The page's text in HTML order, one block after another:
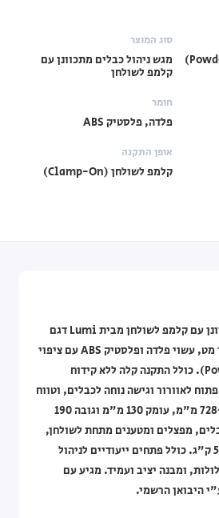
סוג המוצר
מגש ניהול כבלים מתכוונן עם
קלמפ לשולחן
חומר
פלדה, פלסטיק ABS
אופן התקנה
קלמפ לשולחן (Clamp-On)
מגש ניהול כבלים מתכוונן עם קלמפ לשולחן מבית Lumi דגם
CC11-10-2 בצבע שחור מט, עשוי פלדה ופלסטיק ABS עם ציפוי
אבקה (Powder Coating). כולל התקנה קלה ללא קידוח
לאוורור וגישה נוחה לכבלים, וטווח
רוחב מתכוונן של 433–728 מ"מ, עומק 130 מ"מ וגובה 190
מפצלים ומטענים מתחת לשולחן,
עם כושר נשיאה של עד 5 ק"ג. כולל פתחים ייעודיים לניהול
ומבנה יציב ועמיד. מגיע עם